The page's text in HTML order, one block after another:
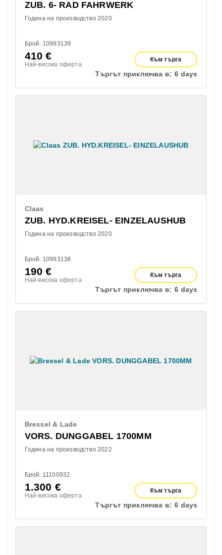
ZUB. 6- RAD FAHRWERK
Година на производство 2020
Брой: 10993139
410€
Най-висока оферта
Към търга
Търгът приключва в: 6 days
Claas
ZUB. HYD.KREISEL- EINZELAUSHUB
Година на производство 2020
Брой: 10993138
190€
Най-висока оферта
Към търга
Търгът приключва в: 6 days
Bressel & Lade
VORS. DUNGGABEL 1700MM
Година на производство 2022
Брой: 11100932
1.300 €
Най-висока оферта
Към търга
Търгът приключва в: 6 days